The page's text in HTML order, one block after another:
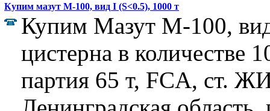
Купим мазут М-100, вид I (S<0.5), 1000 т
Купим Мазут М-100,
цистерна в количестве
партия 65 т, FCA, ст.